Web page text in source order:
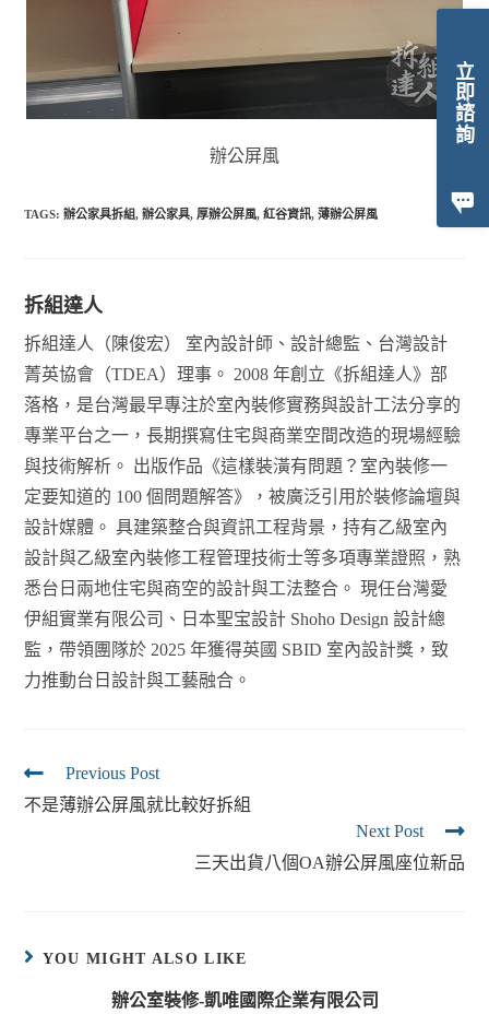
立即諮詢
辦公屏風
TAGS:辦公家具拆組, 辦公家具, 厚辦公屏風, 紅谷資訊, 薄辦公屏風
拆組達人
拆組達人（陳俊宏） 室內設計師、設計總監、台灣設計
菁英協會（TDEA）理事。 2008 年創立《拆組達人》部
落格，是台灣最早專注於室內裝修實務與設計工法分享的
專業平台之一，長期撰寫住宅與商業空間改造的現場經驗
與技術解析。 出版作品《這樣裝潢有問題？室內裝修一
定要知道的 100 個問題解答》，被廣泛引用於裝修論壇與
設計媒體。 具建築整合與資訊工程背景，持有乙級室內
設計與乙級室內裝修工程管理技術士等多項專業證照，熟
悉台日兩地住宅與商空的設計與工法整合。 現任台灣愛
伊組實業有限公司、日本聖宝設計 Shoho Design 設計總
監，帶領團隊於 2025 年獲得英國 SBID 室內設計獎，致
力推動台日設計與工藝融合。
Previous Post
不是薄辦公屏風就比較好拆組
Next Post
三天出貨八個OA辦公屏風座位新品
YOU MIGHT ALSO LIKE
辦公室裝修-凱唯國際企業有限公司